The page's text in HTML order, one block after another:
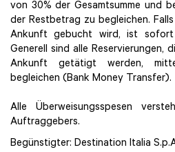
von 30% der Gesamtsumme und
der Restbetrag zu begleichen.
Ankunft gebucht wird, ist sofort
Generell sind alle Reservierungen,
Ankunft getätigt werden,
begleichen (Bank Money Transfer).
Alle Überweisungsspesen
Auftraggebers.
Begünstigter: Destination Italia